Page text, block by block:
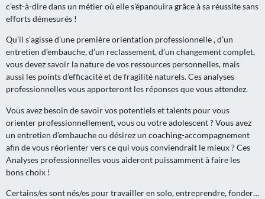
c’est-à-dire dans un métier où elle s’épanouira grâce à sa réussite sans
efforts démesurés !
Qu’il s’agisse d’une première orientation professionnelle , d’un
entretien d’embauche, d’un reclassement, d’un changement complet,
vous devez savoir la nature de vos ressources personnelles, mais
aussi les points d’efficacité et de fragilité naturels. Ces analyses
professionnelles vous apporteront les réponses que vous attendez.
Vous avez besoin de savoir vos potentiels et talents pour vous
orienter professionnellement, vous ou votre adolescent ? Vous avez
un entretien d’embauche ou désirez un coaching-accompagnement
afin de vous réorienter vers ce qui vous conviendrait le mieux ? Ces
Analyses professionnelles vous aideront puissamment à faire les
bons choix !
Certains/es sont nés/es pour travailler en solo, entreprendre, fonder…